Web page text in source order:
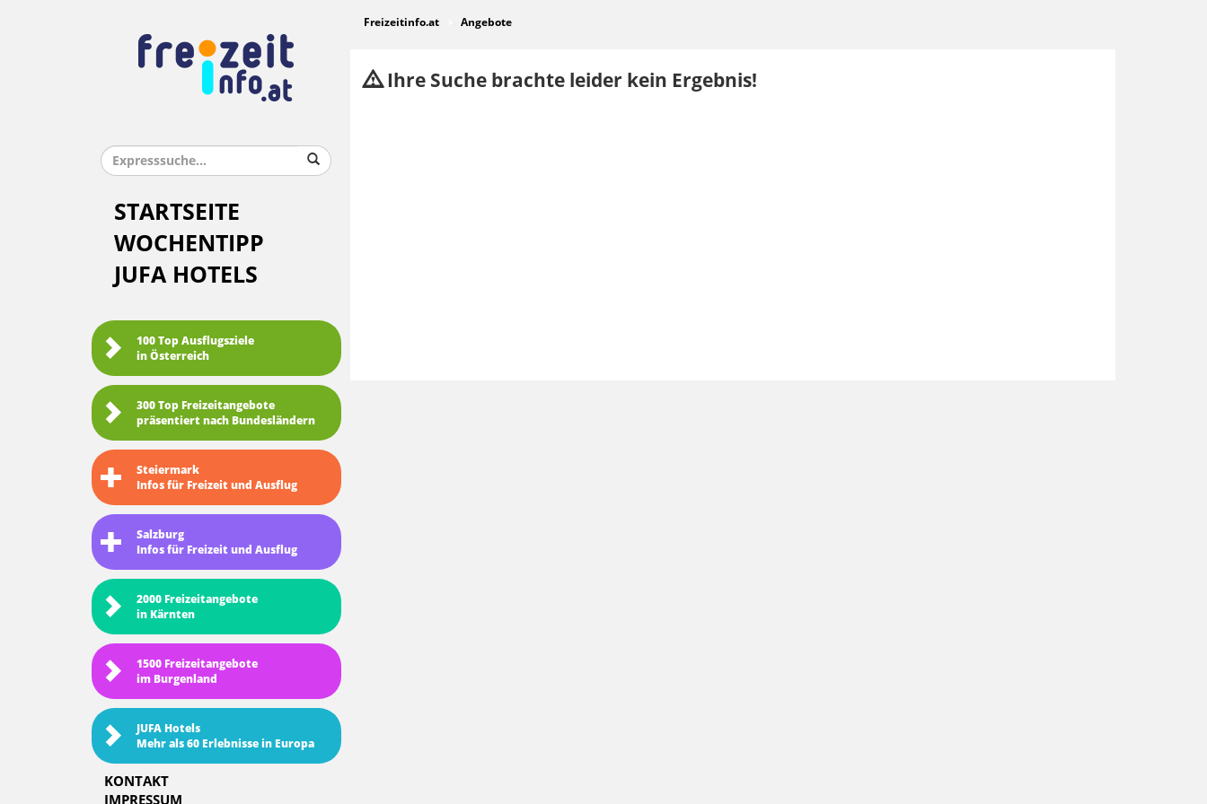
STARTSEITE
WOCHENTIPP
JUFA HOTELS
100 Top Ausflugsziele
in Österreich
300 Top Freizeitangebote
präsentiert nach Bundesländern
Steiermark
Infos für Freizeit und Ausflug
Salzburg
Infos für Freizeit und Ausflug
2000 Freizeitangebote
in Kärnten
1500 Freizeitangebote
im Burgenland
JUFA Hotels
Mehr als 60 Erlebnisse in Europa
KONTAKT
IMPRESSUM
Freizeitinfo.at Angebote
Ihre Suche brachte leider kein Ergebnis!